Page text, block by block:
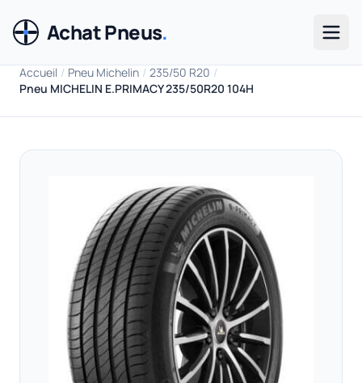
Achat Pneus.
Accueil / Pneu Michelin / 235/50 R20 /
Pneu MICHELIN E.PRIMACY 235/50R20 104H